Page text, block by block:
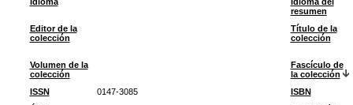
resumen
Editor de la
colección
Título de la
colección
Volumen de la
colección
Fascículo de
la colección
ISSN
0147-3085
ISBN